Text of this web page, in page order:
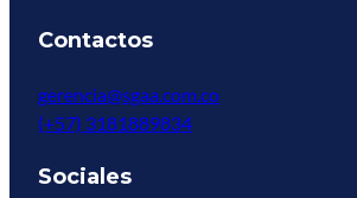
Contactos
gerencia@sgaa.com.co
(+57) 3181889834
Sociales